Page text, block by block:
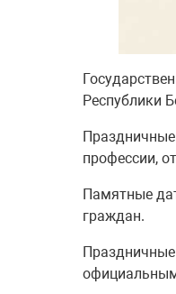
Республики
профессии,
Памятные
граждан.
официальным